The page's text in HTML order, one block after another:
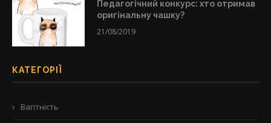
Педагогічний конкурс: хто отримав
оригінальну чашку?
21/08/2019
КАТЕГОРІЇ
Вагітність